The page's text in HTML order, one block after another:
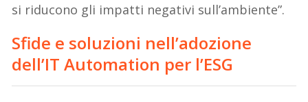
si riducono gli impatti negativi sull’ambiente”.
Sfide e soluzioni nell’adozione
dell’IT Automation per l’ESG